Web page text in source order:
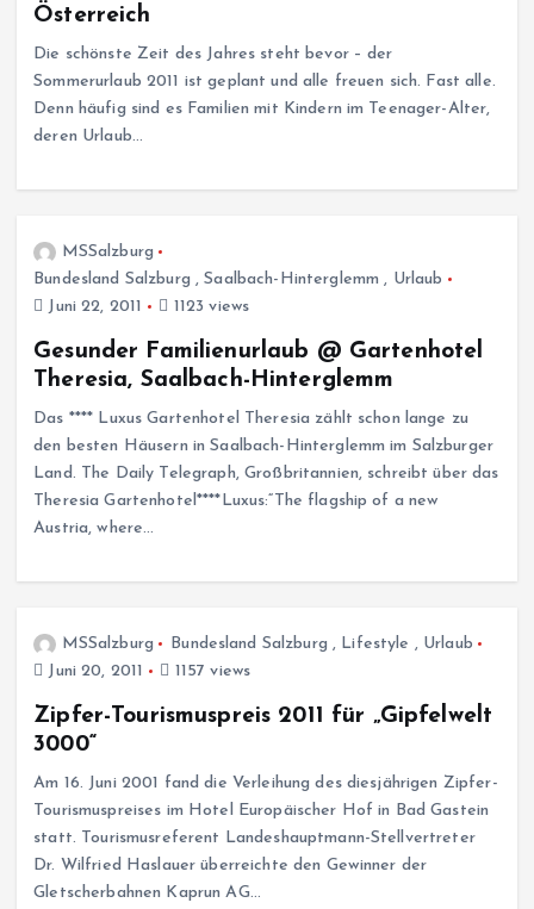
Österreich
Die schönste Zeit des Jahres steht bevor – der
Sommerurlaub 2011 ist geplant und alle freuen sich. Fast alle.
Denn häufig sind es Familien mit Kindern im Teenager-Alter,
deren Urlaub…
MSSalzburg
Bundesland Salzburg ,Saalbach-Hinterglemm , Urlaub
Juni 22, 2011
1123 views
Gesunder Familienurlaub @ Gartenhotel
Theresia, Saalbach-Hinterglemm
Das **** Luxus Gartenhotel Theresia zählt schon lange zu
den besten Häusern in Saalbach-Hinterglemm im Salzburger
Land. The Daily Telegraph, Großbritannien, schreibt über das
Theresia Gartenhotel****Luxus:“The flagship of a new
Austria, where…
MSSalzburg Bundesland Salzburg , Lifestyle , Urlaub
Juni 20, 2011
1157 views
Zipfer-Tourismuspreis 2011 für „Gipfelwelt
3000“
Am 16. Juni 2001 fand die Verleihung des diesjährigen Zipfer-
Tourismuspreises im Hotel Europäischer Hof in Bad Gastein
statt. Tourismusreferent Landeshauptmann-Stellvertreter
Dr. Wilfried Haslauer überreichte den Gewinner der
Gletscherbahnen Kaprun AG…